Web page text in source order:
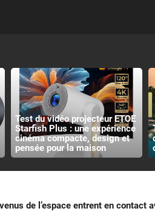
Test du vidéo projecteur ETOE
Starfish Plus : une expérience
cinéma compacte, design et
pensée pour la maison
de l’espace entrent en contact